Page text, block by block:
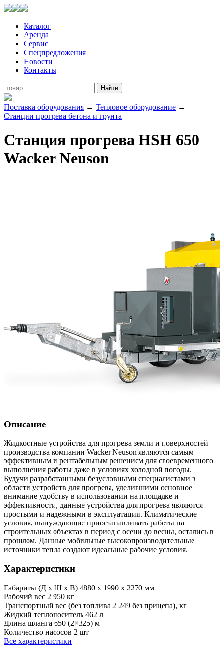
Каталог
Аренда
Сервис
Спецпредложения
Новости
Контакты
Поставка оборудования → Тепловое оборудование →
Станции прогрева бетона и грунта
Станция прогрева HSH 650
Wacker Neuson
Описание
Жидкостные устройства для прогрева земли и поверхностей
производства компании Wacker Neuson являются самым
эффективным и рентабельным решением для своевременного
выполнения работы даже в условиях холодной погоды.
Будучи разработанными безусловными специалистами в
области устройств для прогрева, уделившими основное
внимание удобству в использовании на площадке и
эффективности, данные устройства для прогрева являются
простыми и надежными в эксплуатации. Климатические
условия, вынуждающие приостанавливать работы на
строительных объектах в период с осени до весны, остались в
прошлом. Данные мобильные высокопроизводительные
источники тепла создают идеальные рабочие условия.
Характеристики
Габариты (Д х Ш х В) 4880 x 1990 x 2270 мм
Рабочий вес 2 950 кг
Транспортный вес (без топлива 2 249 без прицепа), кг
Жидкий теплоноситель 462 л
Длина шланга 650 (2×325) м
Количество насосов 2 шт
Все характеристики